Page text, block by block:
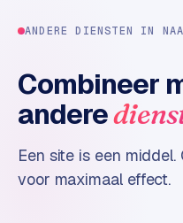
l
.
c
o
m
ANDERE DIENSTEN IN
Combineer
andere
Een site is een
voor maximaal effect.